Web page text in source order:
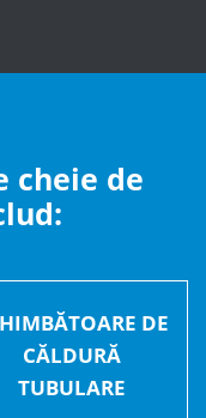
cheie de
DE
CĂLDURĂ
TUBULARE